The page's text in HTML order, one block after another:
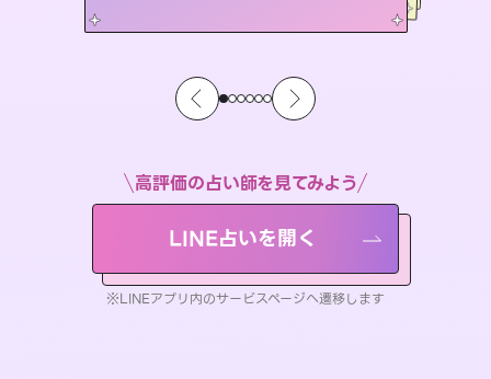
高評価の占い師を見てみよう
LINE占いを開く
※LINEアプリ内のサービスページへ遷移します